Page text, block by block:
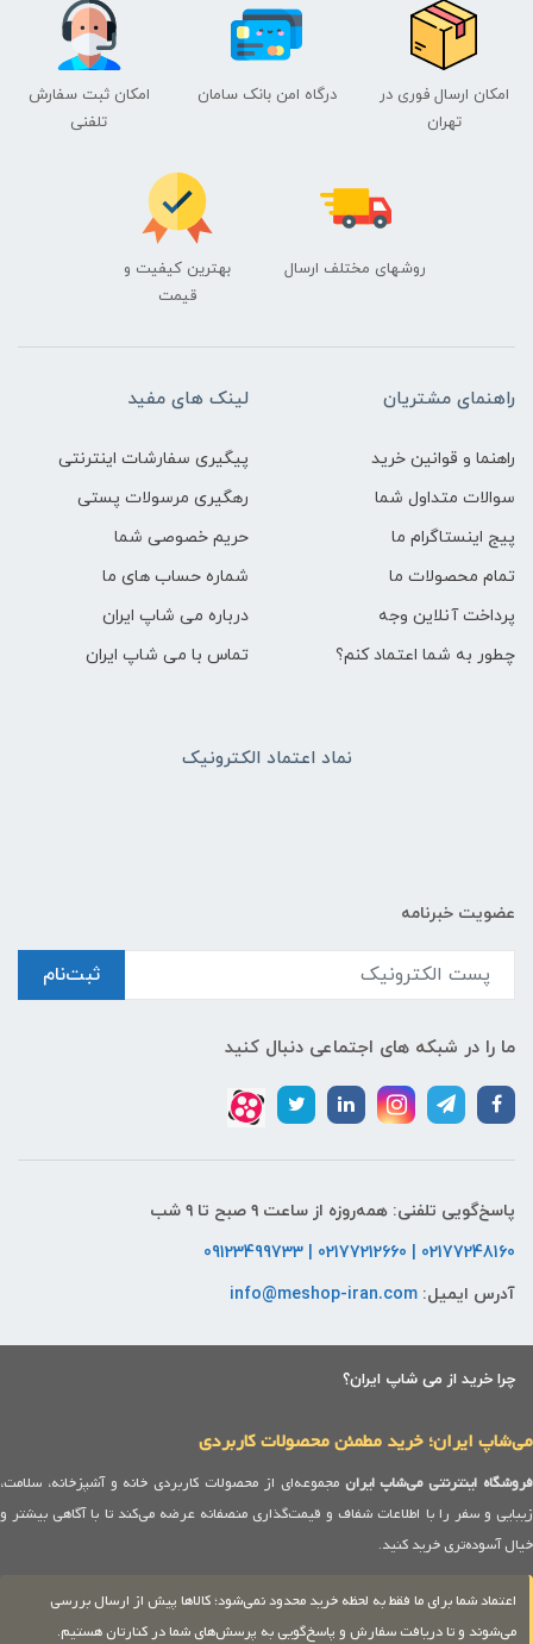
امکان ارسال فوری در
تهران
درگاه امن بانک سامان
امکان ثبت سفارش
تلفنی
روشهای مختلف ارسال
بهترین کیفیت و
قیمت
راهنمای مشتریان
راهنما و قوانین خرید
سوالات متداول شما
پیج اینستاگرام ما
تمام محصولات ما
پرداخت آنلاین وجه
چطور به شما اعتماد کنم؟
لینک های مفید
پیگیری سفارشات اینترنتی
رهگیری مرسولات پستی
حریم خصوصی شما
شماره حساب های ما
درباره می شاپ ایران
تماس با می شاپ ایران
نماد اعتماد الکترونیک
عضویت خبرنامه
ثبت‌نام
ما را در شبکه های اجتماعی دنبال کنید
پاسخ‌گویی تلفنی: همه‌روزه از ساعت ۹ صبح تا ۹ شب
02177248160 | 02177212660 | 09123499733
آدرس ایمیل: info@meshop-iran.com
چرا خرید از می شاپ ایران؟
می‌شاپ ایران؛ خرید مطمئن محصولات کاربردی
فروشگاه اینترنتی می‌شاپ ایران مجموعه‌ای از محصولات کاربردی خانه و آشپزخانه، سلامت،
زیبایی و سفر را با اطلاعات شفاف و قیمت‌گذاری منصفانه عرضه می‌کند تا با آگاهی بیشتر و
خیال آسوده‌تری خرید کنید.
اعتماد شما برای ما فقط به لحظه خرید محدود نمی‌شود؛ کالاها پیش از ارسال بررسی
می‌شوند و تا دریافت سفارش و پاسخ‌گویی به پرسش‌های شما در کنارتان هستیم.